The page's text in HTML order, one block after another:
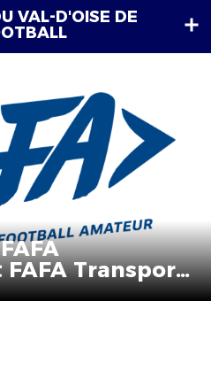
VAL-D'OISE DE
Transport
!